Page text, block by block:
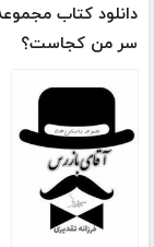
دانلود کتاب
سر من کجاست؟